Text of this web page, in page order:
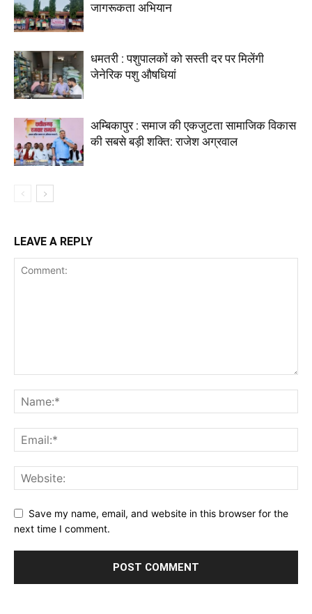
जागरूकता अभियान
धमतरी : पशुपालकों को सस्ती दर पर मिलेंगी
जेनेरिक पशु औषधियां
अम्बिकापुर : समाज की एकजुटता सामाजिक विकास
की सबसे बड़ी शक्ति: राजेश अग्रवाल
LEAVE A REPLY
Save my name, email, and website in this browser for the
next time I comment.